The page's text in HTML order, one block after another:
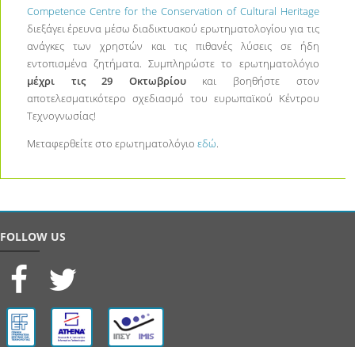
Competence Centre for the Conservation of Cultural Heritage
διεξάγει έρευνα μέσω διαδικτυακού ερωτηματολογίου για τις
ανάγκες των χρηστών και τις πιθανές λύσεις σε ήδη
εντοπισμένα ζητήματα. Συμπληρώστε το ερωτηματολόγιο
μέχρι τις 29 Οκτωβρίουκαι βοηθήστε στον
αποτελεσματικότερο σχεδιασμό του ευρωπαϊκού Κέντρου
Τεχνογνωσίας!
Μεταφερθείτε στο ερωτηματολόγιο εδώ.
FOLLOW US